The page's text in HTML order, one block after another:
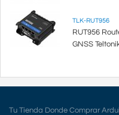
TLK-RUT956
RUT956
GNSS
Tu Tienda Donde Comprar